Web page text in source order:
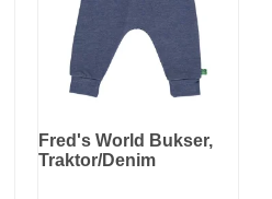
Fred's World Bukser,
Traktor/Denim